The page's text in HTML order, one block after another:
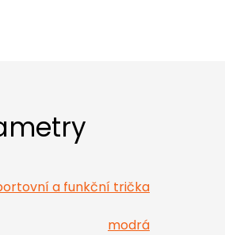
a funkční trička
modrá